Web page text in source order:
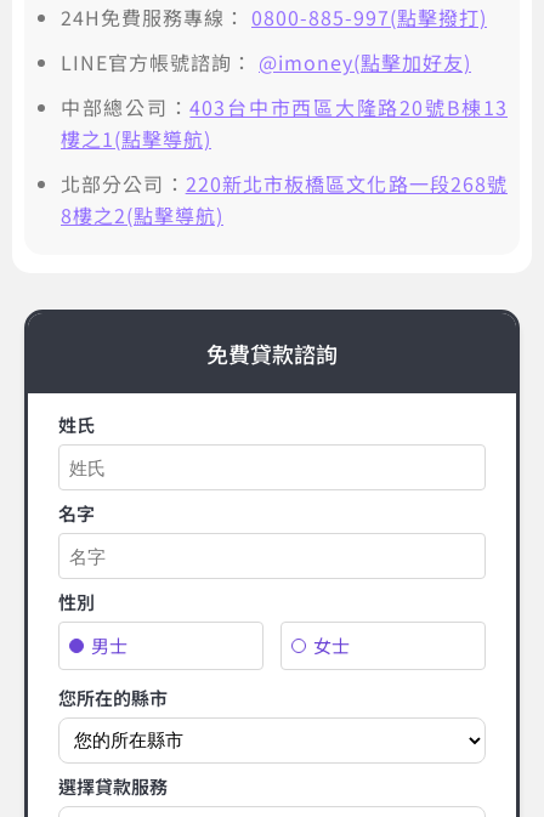
24H免費服務專線： 0800-885-997(點擊撥打)
LINE官方帳號諮詢： @imoney(點擊加好友)
中部總公司：403台中市西區大隆路20號B棟13
樓之1(點擊導航)
北部分公司： 220新北市板橋區文化路一段268號
8樓之2(點擊導航)
免費貸款諮詢
姓氏
名字
性別
男士
女士
您所在的縣市
選擇貸款服務